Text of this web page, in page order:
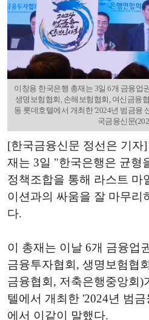
이창용 한국은행 총재는 3일 6개 금융업
생명보험협회, 손해보험협회, 여신금융
동 롯데호텔에서 개최한 '2024년 범금융
국금융신문
[한국금융신문 정선은 기자]
재는 3일 "한국은행은 균형
정책조합을 통해 라스트 마
이션과의 싸움을 잘 마무리
다.
이 총재는 이날 6개 금융업
금융투자협회, 생명보험협
금융협회, 저축은행중앙회)
텔에서 개최한 '2024년 범
에서 이같이 말했다.